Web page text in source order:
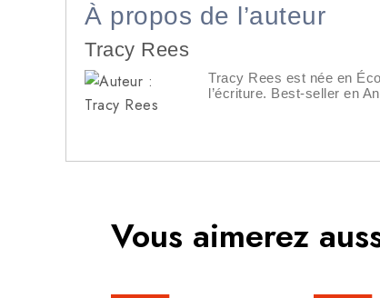
À propos de l’auteur
Tracy Rees
Tracy Rees est née en
l’écriture. Best-seller en
Vous aimerez